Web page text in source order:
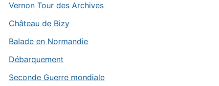
Vernon Tour des Archives
Château de Bizy
Balade en Normandie
Débarquement
Seconde Guerre mondiale